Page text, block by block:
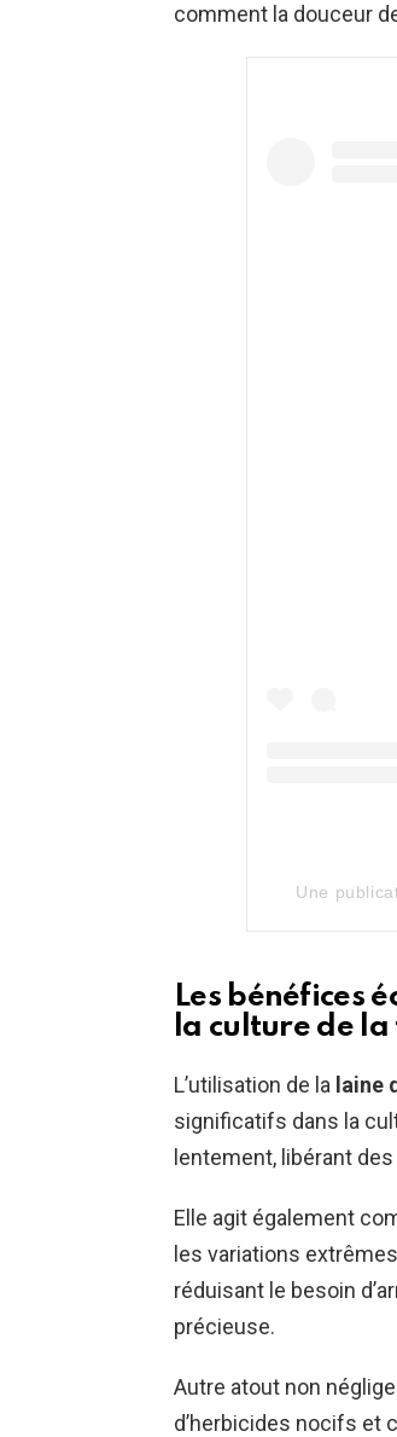
comment la douceur
Une
Les bénéfices
la culture de
L’utilisation de la laine
significatifs dans la
lentement, libérant
Elle agit également
les variations
réduisant le besoin
précieuse.
Autre atout non
d’herbicides nocifs et